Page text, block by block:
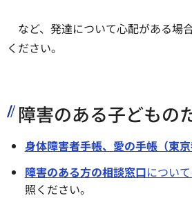
など、発達について心配がある場
ください。
障害のある子どもの
身体障害者手帳、愛の手帳（東京
障害のある方の相談窓口につい
照ください。